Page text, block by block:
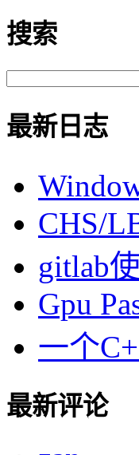
搜索
最新日志
CHS/
gitlab
Gpu
一个
最新评论